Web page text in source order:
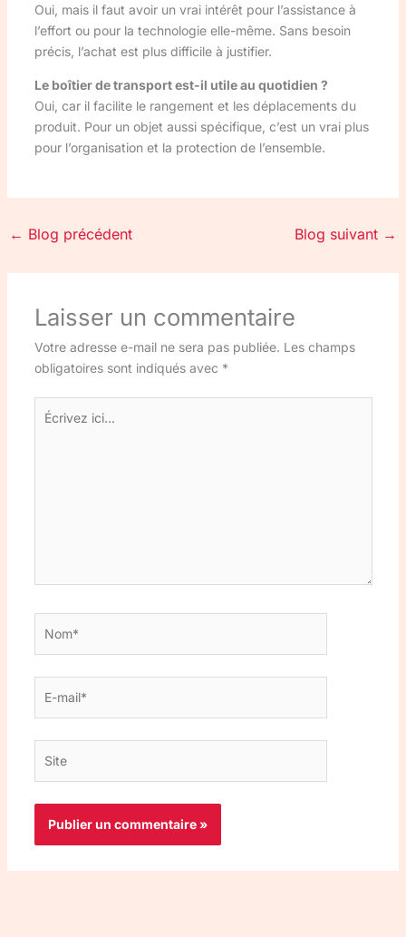
Oui, mais il faut avoir un vrai intérêt pour l’assistance à
l’effort ou pour la technologie elle-même. Sans besoin
précis, l’achat est plus difficile à justifier.
Le boîtier de transport est-il utile au quotidien ?
Oui, car il facilite le rangement et les déplacements du
produit. Pour un objet aussi spécifique, c’est un vrai plus
pour l’organisation et la protection de l’ensemble.
← Blog précédent Blog suivant →
Laisser un commentaire
Votre adresse e-mail ne sera pas publiée. Les champs
obligatoires sont indiqués avec *
Écrivez
ici…
mail*